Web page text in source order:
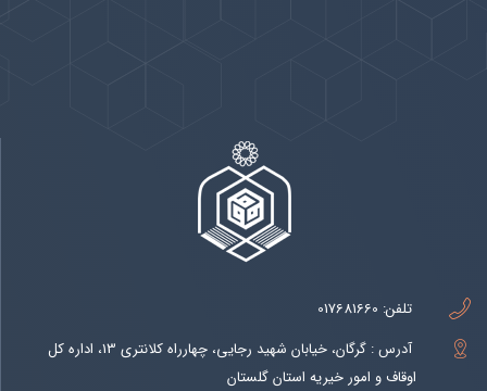
تلفن: 017681660
آدرس : گرگان، خیابان شهید رجایی، چهارراه کلانتری 13، اداره کل
اوقاف و امور خیریه استان گلستان